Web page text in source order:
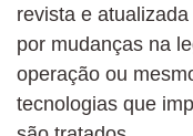
revista e
por mudanças na
operação ou
tecnologias que